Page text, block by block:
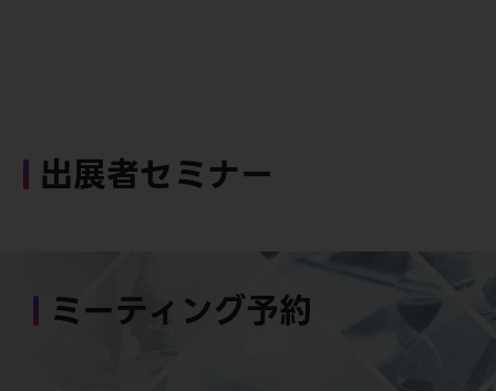
出展者セミナー
ミーティング予約